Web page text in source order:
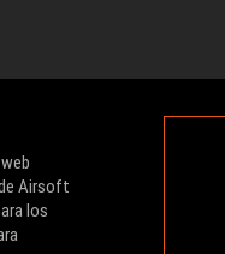
Airsoft
los